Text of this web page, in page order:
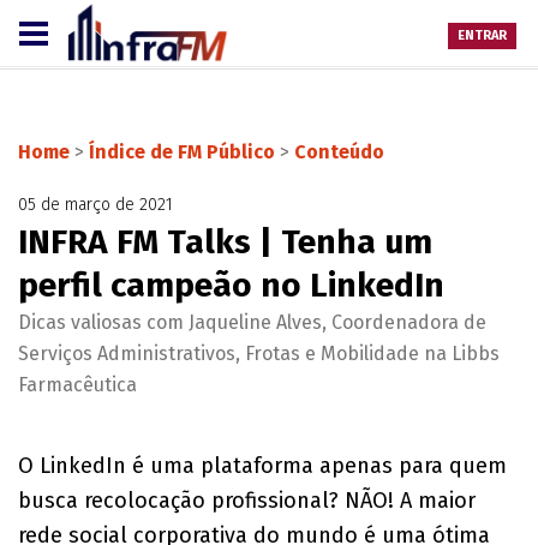
ENTRAR
Home > Índice de FM Público > Conteúdo
05 de março de 2021
INFRA FM Talks | Tenha um
perfil campeão no LinkedIn
Dicas valiosas com Jaqueline Alves, Coordenadora de
Serviços Administrativos, Frotas e Mobilidade na Libbs
Farmacêutica
O LinkedIn é uma plataforma apenas para quem
busca recolocação profissional? NÃO! A maior
rede social corporativa do mundo é uma ótima